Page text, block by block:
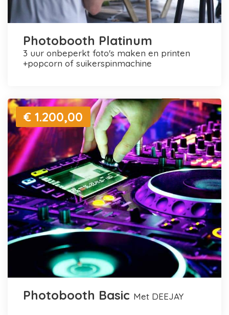
Photobooth Platinum
3 uur onbeperkt foto's maken en printen
+popcorn of suikerspinmachine
€ 1.200,00
Photobooth Basic met DEEJAY